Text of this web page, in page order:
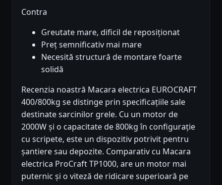
Contra
Greutate mare, dificil de reposiționat
Preț semnificativ mai mare
Necesită structură de montare foarte
solidă
Recenzia noastră Macara electrica EUROCRAFT
400/800kg se distinge prin specificațiile sale
destinate sarcinilor grele. Cu un motor de
2000W și o capacitate de 800kg în configurație
cu scripete, este un dispozitiv potrivit pentru
șantiere sau depozite. Comparativ cu Macara
electrica ProCraft TP1000, are un motor mai
puternic și o viteză de ridicare superioară pe